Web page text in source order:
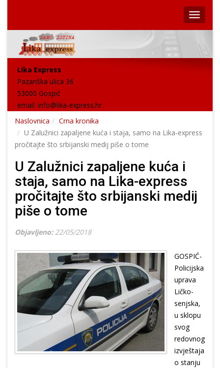
Lika Express
Pazariška ulica 36
53000 Gospić
email: info@lika-express.hr
Naslovnica
Crna kronika
U Zalužnici zapaljene kuća i staja, samo na Lika-express
pročitajte što srbijanski medij piše o tome
U Zalužnici zapaljene kuća i
staja, samo na Lika-express
pročitajte što srbijanski medij
piše o tome
Objavljeno: 22/05/2018
GOSPIĆ-
Policijska
uprava
Ličko-
senjska,
u sklopu
svog
redovnog
izvještaja
o stanju